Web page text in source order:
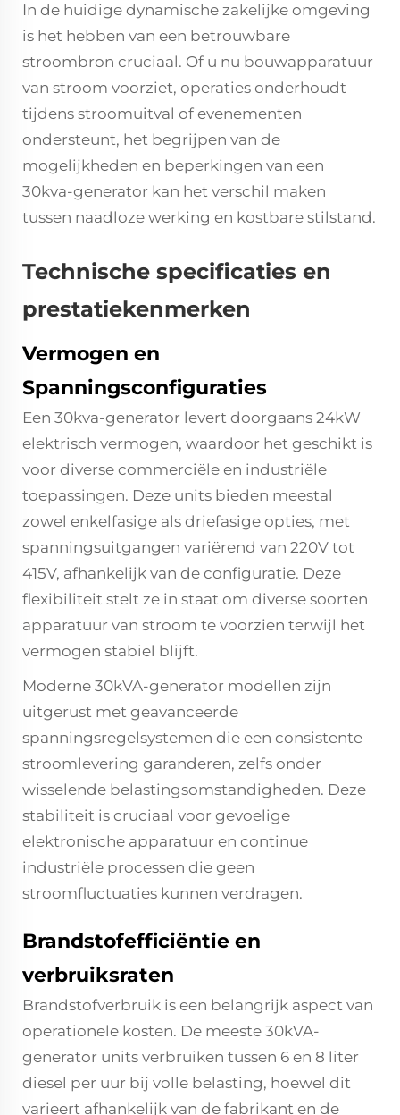
In de huidige dynamische zakelijke omgeving
is het hebben van een betrouwbare
stroombron cruciaal. Of u nu bouwapparatuur
van stroom voorziet, operaties onderhoudt
tijdens stroomuitval of evenementen
ondersteunt, het begrijpen van de
mogelijkheden en beperkingen van een
30kva-generator kan het verschil maken
tussen naadloze werking en kostbare stilstand.
Technische specificaties en
prestatiekenmerken
Vermogen en
Spanningsconfiguraties
Een 30kva-generator levert doorgaans 24kW
elektrisch vermogen, waardoor het geschikt is
voor diverse commerciële en industriële
toepassingen. Deze units bieden meestal
zowel enkelfasige als driefasige opties, met
spanningsuitgangen variërend van 220V tot
415V, afhankelijk van de configuratie. Deze
flexibiliteit stelt ze in staat om diverse soorten
apparatuur van stroom te voorzien terwijl het
vermogen stabiel blijft.
Moderne 30kVA-generator modellen zijn
uitgerust met geavanceerde
spanningsregelsystemen die een consistente
stroomlevering garanderen, zelfs onder
wisselende belastingsomstandigheden. Deze
stabiliteit is cruciaal voor gevoelige
elektronische apparatuur en continue
industriële processen die geen
stroomfluctuaties kunnen verdragen.
Brandstofefficiëntie en
verbruiksraten
Brandstofverbruik is een belangrijk aspect van
operationele kosten. De meeste 30kVA-
generator units verbruiken tussen 6 en 8 liter
diesel per uur bij volle belasting, hoewel dit
varieert afhankelijk van de fabrikant en de